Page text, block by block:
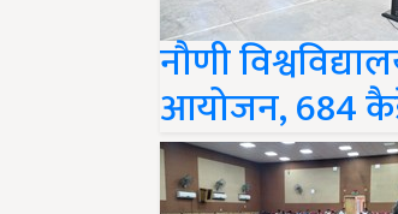
नौणी
आयोजन, 684